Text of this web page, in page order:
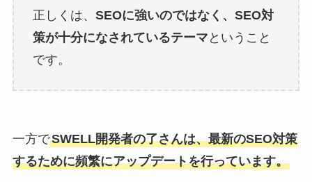
正しくは、 SEOに強いのではなく、SEO対
策が十分になされているテーマ ということ
です。
一方でSWELL開発者の了さんは、最新のSEO対策
するために頻繁にアップデートを行っています。